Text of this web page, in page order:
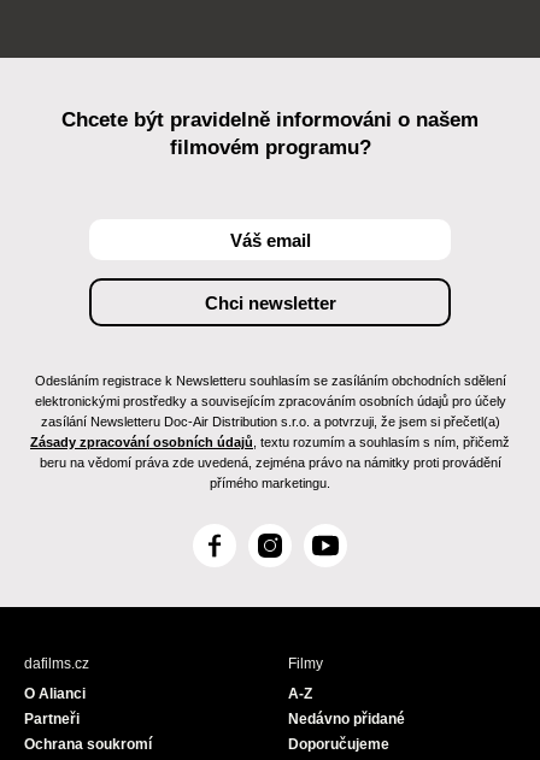
Chcete být pravidelně informováni o našem
filmovém programu?
Odesláním registrace k Newsletteru souhlasím se zasíláním obchodních sdělení
elektronickými prostředky a souvisejícím zpracováním osobních údajů pro účely
zasílání Newsletteru Doc-Air Distribution s.r.o. a potvrzuji, že jsem si přečetl(a)
Zásady zpracování osobních údajů , textu rozumím a souhlasím s ním, přičemž
beru na vědomí práva zde uvedená, zejména právo na námitky proti provádění
přímého marketingu.
F
c
I
s
Y
u
dafilms.cz
O Alianci
Partneři
Ochrana soukromí
Filmy
A-Z
Nedávno přidané
Doporučujeme